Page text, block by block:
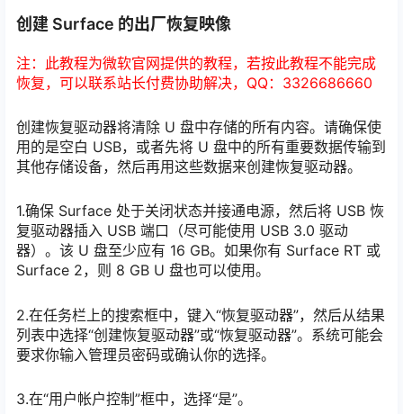
创建 Surface 的出厂恢复映像
注：此教程为微软官网提供的教程，若按此教程不能完成
恢复，可以联系站长付费协助解决，QQ：3326686660
创建恢复驱动器将清除 U 盘中存储的所有内容。请确保使
用的是空白 USB，或者先将 U 盘中的所有重要数据传输到
其他存储设备，然后再用这些数据来创建恢复驱动器。
1.确保 Surface 处于关闭状态并接通电源，然后将 USB 恢
复驱动器插入 USB 端口（尽可能使用 USB 3.0 驱动
器）。该 U 盘至少应有 16 GB。如果你有 Surface RT 或
Surface 2，则 8 GB U 盘也可以使用。
2.在任务栏上的搜索框中，键入“恢复驱动器”，然后从结果
列表中选择“创建恢复驱动器”或“恢复驱动器”。系统可能会
要求你输入管理员密码或确认你的选择。
3.在“用户帐户控制”框中，选择“是”。